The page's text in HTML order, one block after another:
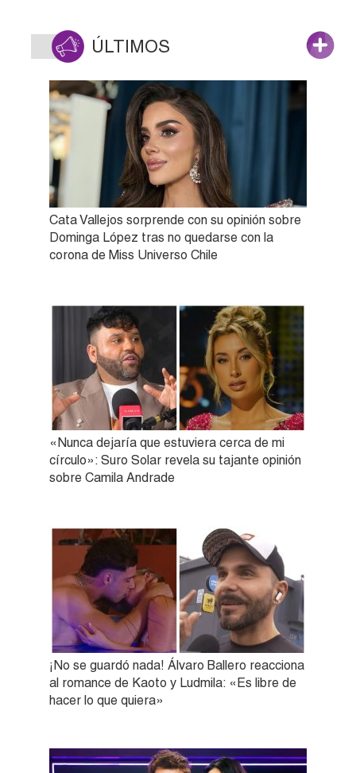
ÚLTIMOS
Cata Vallejos sorprende con su opinión sobre
Dominga López tras no quedarse con la
corona de Miss Universo Chile
«Nunca dejaría que estuviera cerca de mi
círculo»: Suro Solar revela su tajante opinión
sobre Camila Andrade
¡No se guardó nada! Álvaro Ballero reacciona
al romance de Kaoto y Ludmila: «Es libre de
hacer lo que quiera»